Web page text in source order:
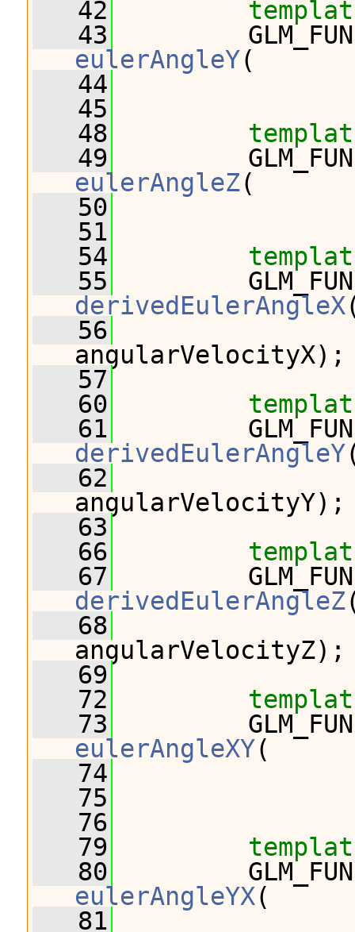
   42
   43
eulerAngleY(
   44
   45
   48
   49
eulerAngleZ(
   50
   51
   54
   55
derivedEulerAngleX
   56
angularVelocityX);
   57
   60
   61
derivedEulerAngleY
   62
angularVelocityY);
   63
   66
   67
derivedEulerAngleZ
   68
angularVelocityZ);
   69
   72
   73
eulerAngleXY(
   74
   75
   76
   79
   80
eulerAngleYX(
   81